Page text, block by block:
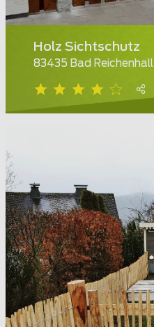
Holz Sichtschutz
83435 Bad Reichenhall